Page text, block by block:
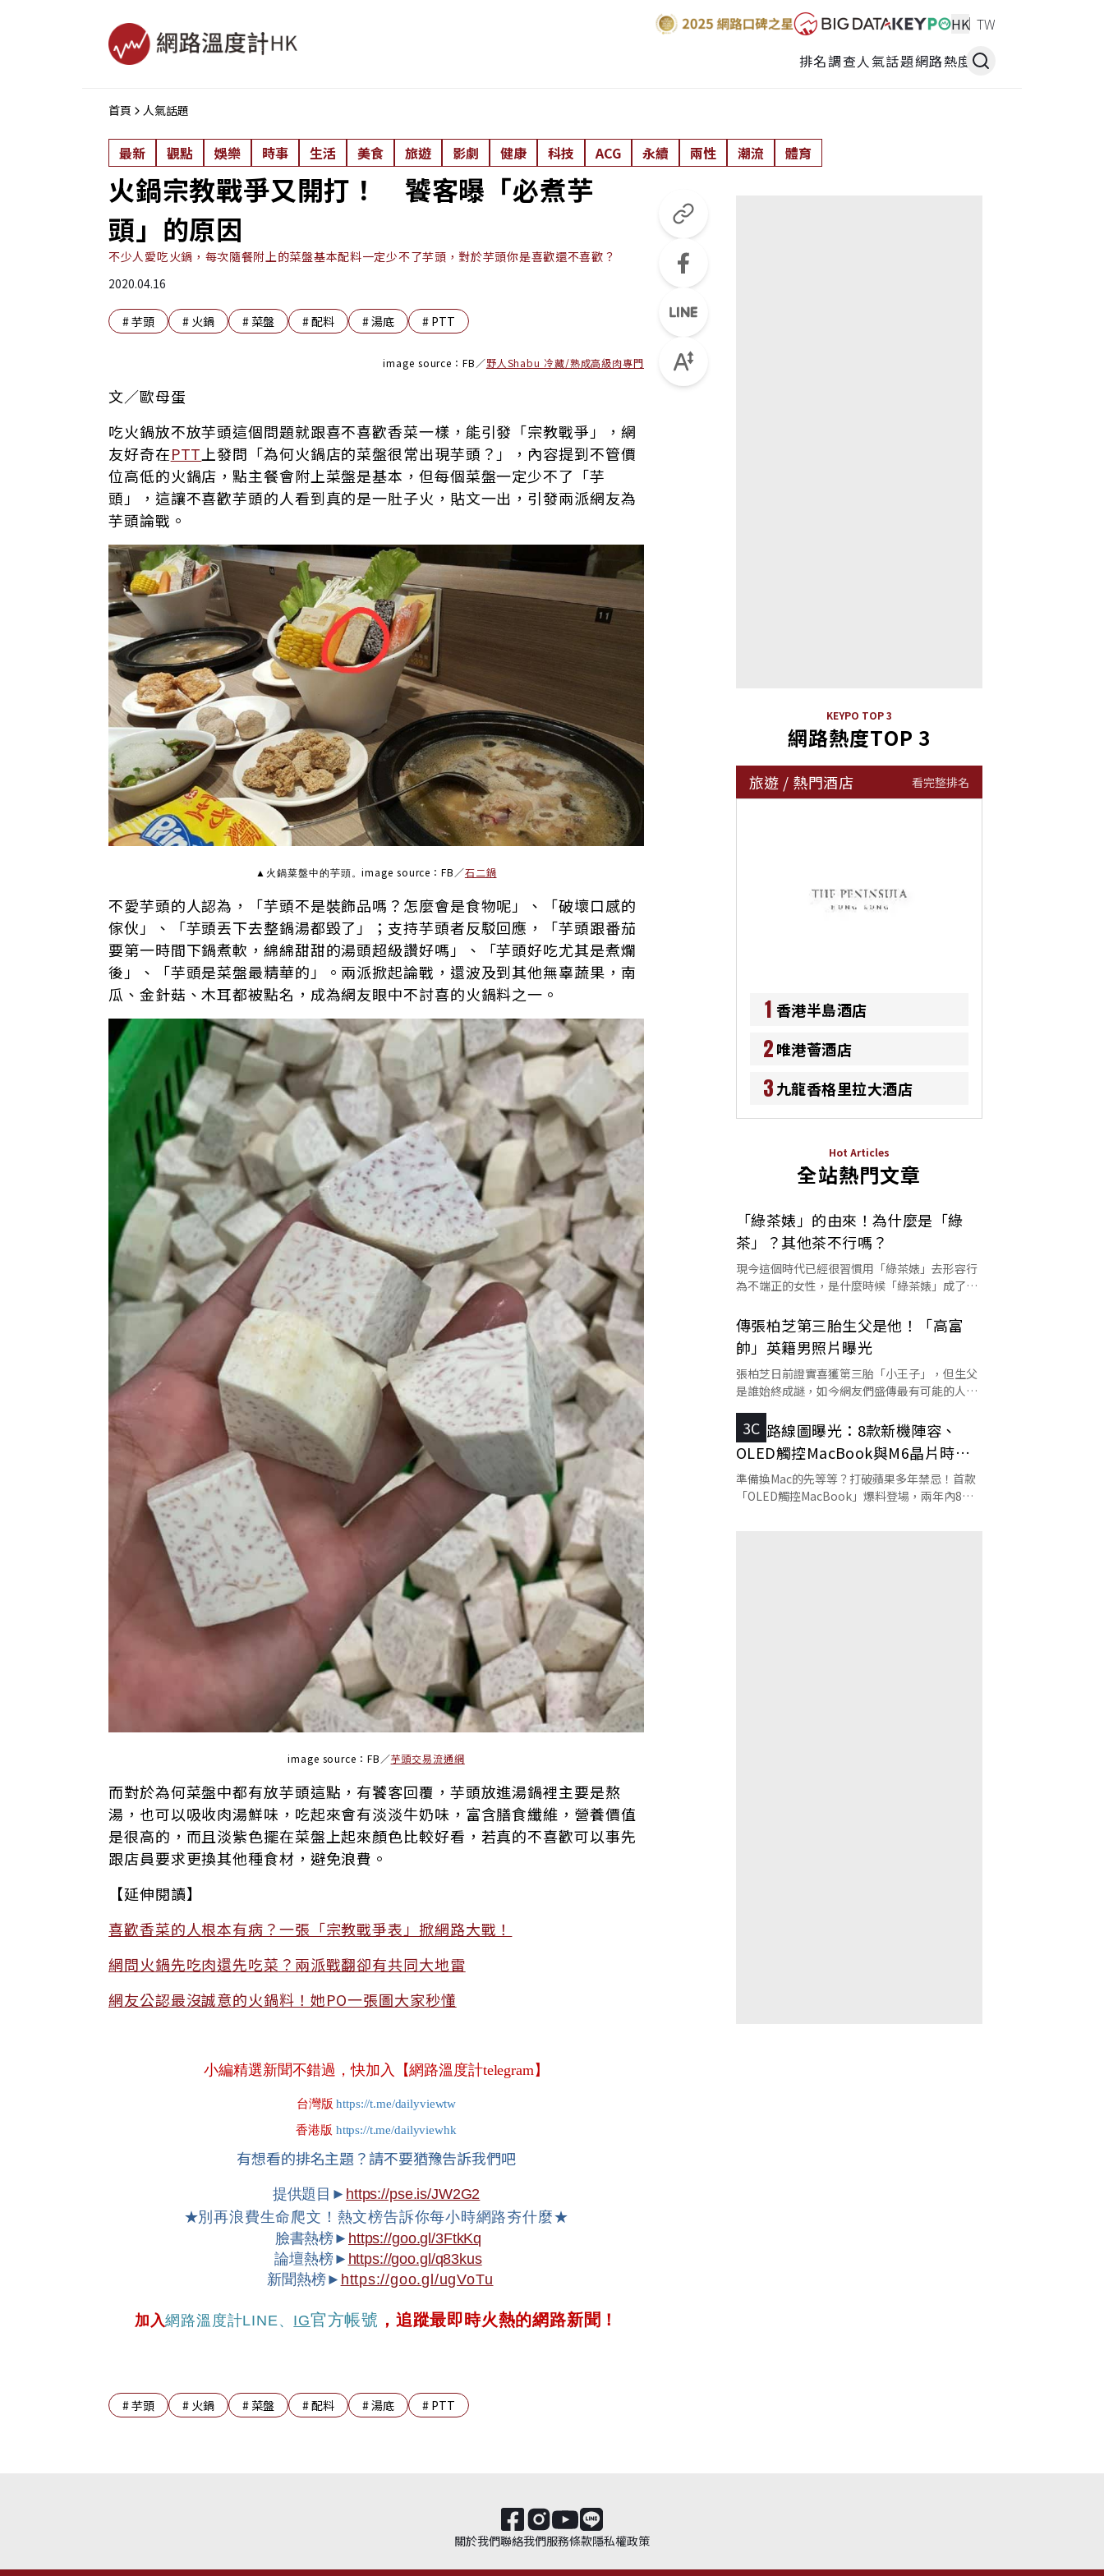
HK TW
排名調查人氣話題網路熱度
首頁 人氣話題
最新 觀點 娛樂 時事 生活 美食 旅遊 影劇 健康 科技 ACG 永續 兩性 潮流 體育
火鍋宗教戰爭又開打！ 饕客曝「必煮芋
頭」的原因
不少人愛吃火鍋，每次隨餐附上的菜盤基本配料一定少不了芋頭，對於芋頭你是喜歡還不喜歡？
2020.04.16
#芋頭 # 火鍋 # 菜盤 #配料 #湯底 # PTT
image source：FB／野人Shabu 冷藏/熟成高級肉專門
文／歐母蛋
吃火鍋放不放芋頭這個問題就跟喜不喜歡香菜一樣，能引發「宗教戰爭」，網
友好奇在PTT 上發問「為何火鍋店的菜盤很常出現芋頭？」，內容提到不管價
位高低的火鍋店，點主餐會附上菜盤是基本，但每個菜盤一定少不了「芋
頭」，這讓不喜歡芋頭的人看到真的是一肚子火，貼文一出，引發兩派網友為
芋頭論戰。
▲火鍋菜盤中的芋頭。image source：FB／石二鍋
不愛芋頭的人認為，「芋頭不是裝飾品嗎？怎麼會是食物呢」、「破壞口感的
傢伙」、「芋頭丟下去整鍋湯都毀了」；支持芋頭者反駁回應，「芋頭跟番茄
要第一時間下鍋煮軟，綿綿甜甜的湯頭超級讚好嗎」、「芋頭好吃尤其是煮爛
後」、「芋頭是菜盤最精華的」。兩派掀起論戰，還波及到其他無辜蔬果，南
瓜、金針菇、木耳都被點名，成為網友眼中不討喜的火鍋料之一。
image source：FB／芋頭交易流通網
而對於為何菜盤中都有放芋頭這點，有饕客回覆，芋頭放進湯鍋裡主要是熬
湯，也可以吸收肉湯鮮味，吃起來會有淡淡牛奶味，富含膳食纖維，營養價值
是很高的，而且淡紫色擺在菜盤上起來顏色比較好看，若真的不喜歡可以事先
跟店員要求更換其他種食材，避免浪費。
【延伸閱讀】
喜歡香菜的人根本有病？一張「宗教戰爭表」掀網路大戰！
網問火鍋先吃肉還先吃菜？兩派戰翻卻有共同大地雷
網友公認最沒誠意的火鍋料！她PO一張圖大家秒懂
小編精選新聞不錯過，快加入【網路溫度計telegram】
台灣版 https://t.me/dailyviewtw
香港版 https://t.me/dailyviewhk
有想看的排名主題？請不要猶豫告訴我們吧
提供題目► https://pse.is/JW2G2
★別再浪費生命爬文！熱文榜告訴你每小時網路夯什麼★
臉書熱榜► https://goo.gl/3FtkKq
論壇熱榜► https://goo.gl/q83kus
新聞熱榜► https://goo.gl/ugVoTu
加入網路溫度計LINE、 IG官方帳號 ，追蹤最即時火熱的網路新聞！
#芋頭 # 火鍋 # 菜盤 #配料 #湯底 # PTT
KEYPO TOP 3
網路熱度TOP 3
旅遊 / 熱門酒店 看完整排名
1 香港半島酒店
2唯港薈酒店
3九龍香格里拉大酒店
Hot Articles
全站熱門文章
「綠茶婊」的由來！為什麼是「綠
茶」？其他茶不行嗎？
現今這個時代已經很習慣用「綠茶婊」去形容行
為不端正的女性，是什麼時候「綠茶婊」成了罵
傳張柏芝第三胎生父是他！「高富
帥」英籍男照片曝光
張柏芝日前證實喜獲第三胎「小王子」，但生父
是誰始終成謎，如今網友們盛傳最有可能的人選
3C
蘋果路線圖曝光：8款新機陣容、
OLED觸控MacBook與M6晶片時程
一次看
準備換Mac的先等等？打破蘋果多年禁忌！首款
「OLED觸控MacBook」爆料登場，兩年內8款
關於我們聯絡我們服務條款隱私權政策